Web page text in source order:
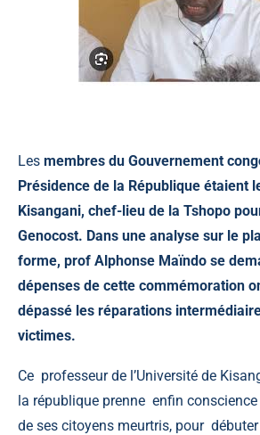
Les membres du Gouvernement
Présidence de la République étaient
Kisangani, chef-lieu de la Tshopo
Genocost. Dans une analyse sur le
forme, prof Alphonse Maïndo se
dépenses de cette commémoration
dépassé les réparations
victimes.
Ce professeur de l’Université de
la république prenne enfin
de ses citoyens meurtris, pour